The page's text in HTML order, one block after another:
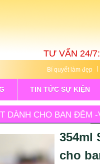
TƯ VẤN 24/7:
Bí quyết làm đẹp
TIN TỨC SỰ KIỆN
DÀNH CHO BAN ĐÊM
354ml
cho